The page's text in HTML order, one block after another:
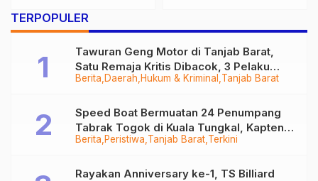
TERPOPULER
Berita Daerah Hukum & Kriminal Tanjab Barat
Tawuran Geng Motor di Tanjab Barat,
Satu Remaja Kritis Dibacok, 3 Pelaku
Ditangkap
Berita Peristiwa Tanjab Barat Terkini
Speed Boat Bermuatan 24 Penumpang
Tabrak Togok di Kuala Tungkal, Kapten
Sempat Hilang
Rayakan Anniversary ke-1, TS Billiard